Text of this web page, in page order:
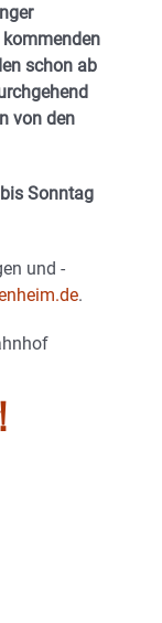
schon ab
von den
Sonntag
und -
.